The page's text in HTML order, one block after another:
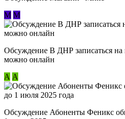
М М
Обсуждение В ДНР записаться
можно онлайн
А А
Обсуждение Абоненты Феникс